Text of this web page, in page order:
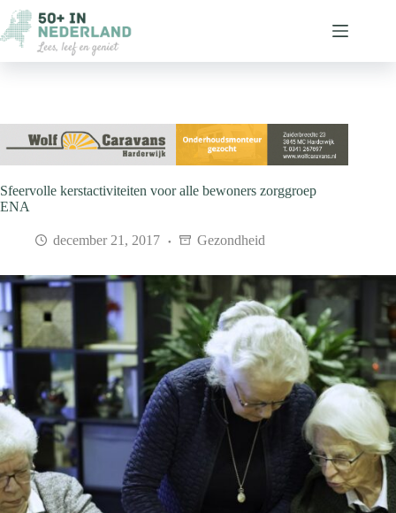
naar
de
inhoud
Sfeervolle kerstactiviteiten voor alle bewoners zorggroep
ENA
december 21, 2017 Gezondheid